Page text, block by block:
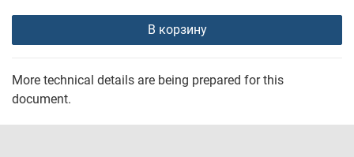
В корзину
More technical details are being prepared for this
document.